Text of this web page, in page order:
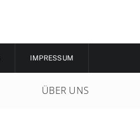
IMPRESSUM
ÜBER UNS